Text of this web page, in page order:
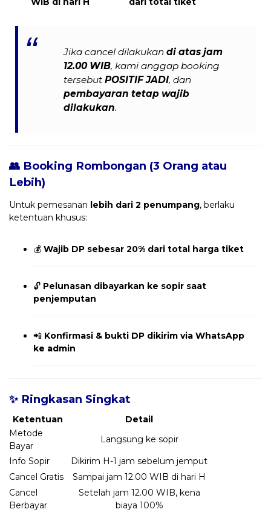
Jika cancel dilakukandi atas jam
12.00 WIB, kami anggap booking
tersebutPOSITIF JADI, dan
pembayaran tetap wajib
dilakukan.
👥 Booking Rombongan (3 Orang atau
Lebih)
Untuk pemesanan lebih dari 2 penumpang, berlaku
ketentuan khusus:
💰 Wajib DP sebesar 20% dari total harga tiket
🔓 Pelunasan dibayarkan ke sopir saat
penjemputan
📲 Konfirmasi & bukti DP dikirim via WhatsApp
ke admin
✨ Ringkasan Singkat
Ketentuan
Detail
Metode
Bayar
Langsung ke sopir
Info Sopir
Dikirim H-1 jam sebelum jemput
Cancel Gratis
Sampai jam 12.00 WIB di hari H
Cancel
Berbayar
Setelah jam 12.00 WIB, kena
biaya 100%